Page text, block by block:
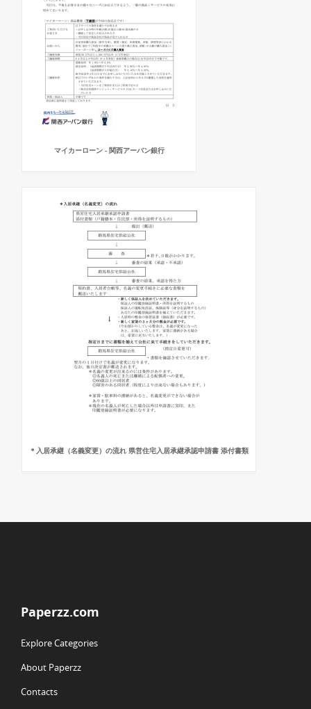
マイカーローン - 関西アーバン銀行
＊入居承継（名義変更）の流れ 県営住宅入居承継承認申請書 添付書類
Paperzz.com
Explore Categories
About Paperzz
Contacts